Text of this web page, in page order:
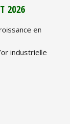
2026
en
industrielle